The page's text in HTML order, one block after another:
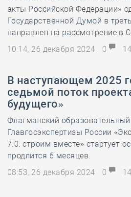
акты Российской Федерации»
Государственной Думой в
направлен на рассмотрение в
10:14, 26 декабря 2024
0
В наступающем 2025
седьмой поток
будущего»
Флагманский
Главгосэкспертизы России
7.0: строим вместе» стартует
продлится 6 месяцев.
08:53, 26 декабря 2024
0